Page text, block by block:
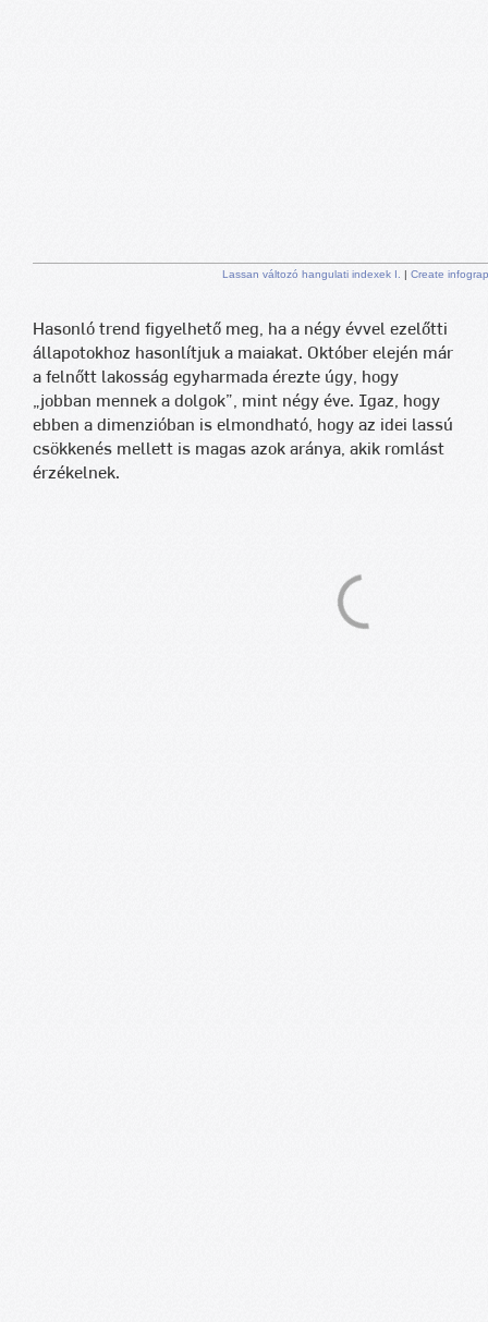
Lassan változó hangulati indexek I. | Create
Hasonló trend figyelhető meg, ha a négy évvel ezelőtti
állapotokhoz hasonlítjuk a maiakat. Október elején már
a felnőtt lakosság egyharmada érezte úgy, hogy
„jobban mennek a dolgok”, mint négy éve. Igaz, hogy
ebben a dimenzióban is elmondható, hogy az idei lassú
csökkenés mellett is magas azok aránya, akik romlást
érzékelnek.